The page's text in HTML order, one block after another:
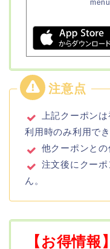
上記クーポン
利用時のみ利用でき
他クーポンとの
注文後にクー
ん。
【お得情報】